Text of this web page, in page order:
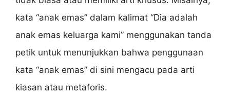
kata “anak emas” dalam kalimat “Dia adalah
anak emas keluarga kami” menggunakan tanda
petik untuk menunjukkan bahwa penggunaan
kata “anak emas” di sini mengacu pada arti
kiasan atau metaforis.